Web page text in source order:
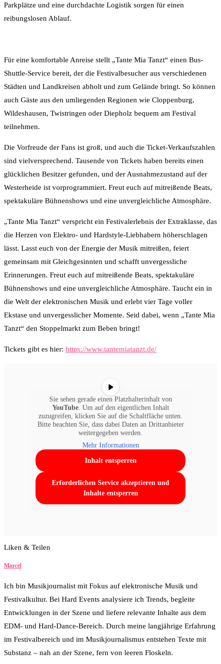
Parkplätze und eine durchdachte Logistik sorgen für einen
reibungslosen Ablauf.
Für eine komfortable Anreise stellt „Tante Mia Tanzt“ einen Bus-
Shuttle-Service bereit, der die Festivalbesucher aus verschiedenen
Städten und Landkreisen abholt und zum Gelände bringt. So können
auch Gäste aus den umliegenden Regionen wie Cloppenburg,
Wildeshausen, Twistringen oder Diepholz bequem am Festival
teilnehmen.
Die Vorfreude der Fans ist groß, und auch die Ticket-Verkaufszahlen
sind vielversprechend. Tausende von Tickets haben bereits einen
glücklichen Besitzer gefunden, und der Ausnahmezustand auf der
Westerheide ist vorprogrammiert. Freut euch auf mitreißende Beats,
spektakuläre Bühnenshows und eine unvergleichliche Atmosphäre.
„Tante Mia Tanzt“ verspricht ein Festivalerlebnis der Extraklasse, das
die Herzen von Elektro- und Hardstyle-Liebhabern höherschlagen
lässt. Lasst euch von der Energie der Musik mitreißen, feiert
gemeinsam mit Gleichgesinnten und schafft unvergessliche
Erinnerungen. Freut euch auf mitreißende Beats, spektakuläre
Bühnenshows und eine unvergleichliche Atmosphäre. Taucht ein in
die Welt der elektronischen Musik und erlebt vier Tage voller
Ekstase und unvergesslicher Momente. Seid dabei, wenn „Tante Mia
Tanzt“ den Stoppelmarkt zum Beben bringt!
Tickets gibt es hier: https://www.tantemiatanzt.de/
Sie sehen gerade einen Platzhalterinhalt von
YouTube. Um auf den eigentlichen Inhalt
zuzugreifen, klicken Sie auf die Schaltfläche unten.
Bitte beachten Sie, dass dabei Daten an Drittanbieter
weitergegeben werden.
Mehr Informationen
Inhalt entsperren
Erforderlichen Service akzeptieren und
Inhalte entsperren
Liken & Teilen
Marcel
Ich bin Musikjournalist mit Fokus auf elektronische Musik und
Festivalkultur. Bei Hard Events analysiere ich Trends, begleite
Entwicklungen in der Szene und liefere relevante Inhalte aus dem
EDM- und Hard-Dance-Bereich. Durch meine langjährige Erfahrung
im Festivalbereich und im Musikjournalismus entstehen Texte mit
Substanz – nah an der Szene, fern von leeren Floskeln.